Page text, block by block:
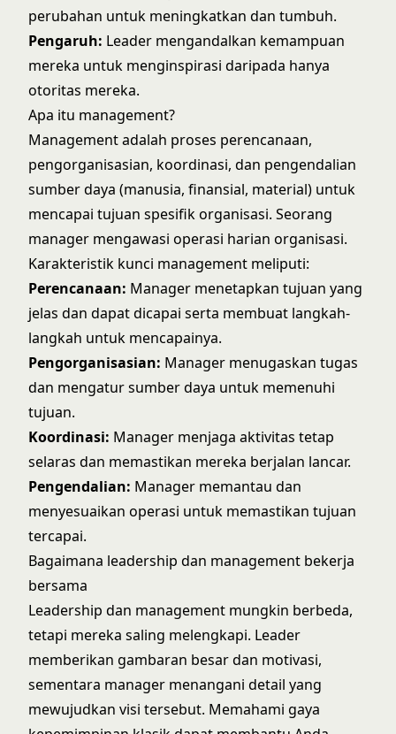
perubahan untuk meningkatkan dan tumbuh.
Pengaruh: Leader mengandalkan kemampuan
mereka untuk menginspirasi daripada hanya
otoritas mereka.
Apa itu management?
Management adalah proses perencanaan,
pengorganisasian, koordinasi, dan pengendalian
sumber daya (manusia, finansial, material) untuk
mencapai tujuan spesifik organisasi. Seorang
manager mengawasi operasi harian organisasi.
Karakteristik kunci management meliputi:
Perencanaan: Manager menetapkan tujuan yang
jelas dan dapat dicapai serta membuat langkah-
langkah untuk mencapainya.
Pengorganisasian: Manager menugaskan tugas
dan mengatur sumber daya untuk memenuhi
tujuan.
Koordinasi: Manager menjaga aktivitas tetap
selaras dan memastikan mereka berjalan lancar.
Pengendalian: Manager memantau dan
menyesuaikan operasi untuk memastikan tujuan
tercapai.
Bagaimana leadership dan management bekerja
bersama
Leadership dan management mungkin berbeda,
tetapi mereka saling melengkapi. Leader
memberikan gambaran besar dan motivasi,
sementara manager menangani detail yang
mewujudkan visi tersebut. Memahami gaya